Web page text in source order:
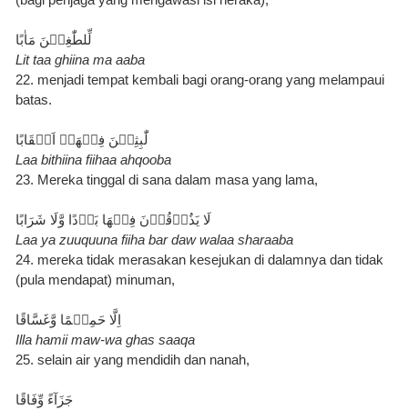
لِّلطّٰغِيۡنَ مَاٰبًا
Lit taa ghiina ma aaba
22. menjadi tempat kembali bagi orang-orang yang melampaui
batas.
Laa bithiina fiihaa ahqooba
23. Mereka tinggal di sana dalam masa yang lama,
لَا يَذُوۡقُوۡنَ فِيۡهَا بَرۡدًا وَّلَا شَرَابًا
Laa ya zuuquuna fiiha bar daw walaa sharaaba
24. mereka tidak merasakan kesejukan di dalamnya dan tidak
(pula mendapat) minuman,
اِلَّا حَمِيۡمًا وَّغَسَّاقًا
Illa hamii maw-wa ghas saaqa
25. selain air yang mendidih dan nanah,
جَزَآءً وِّفَاقًا